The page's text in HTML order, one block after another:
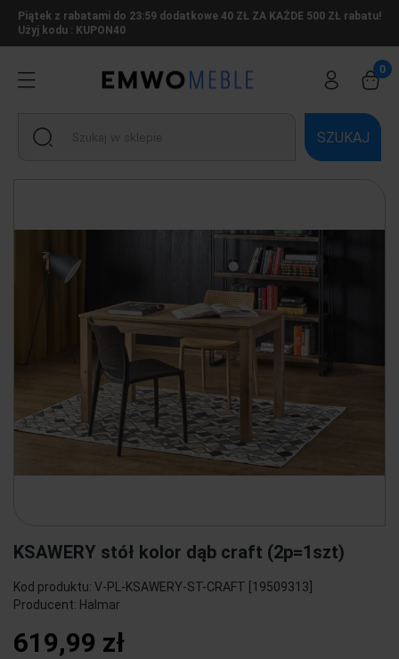
Piątek z rabatami do 23:59 dodatkowe 40 ZŁ ZA KAŻDE 500 ZŁ rabatu!
Użyj kodu : KUPON40
SZUKAJ
KSAWERY stół kolor dąb craft (2p=1szt)
Kod produktu: V-PL-KSAWERY-ST-CRAFT [19509313]
Producent: Halmar
619,99 zł